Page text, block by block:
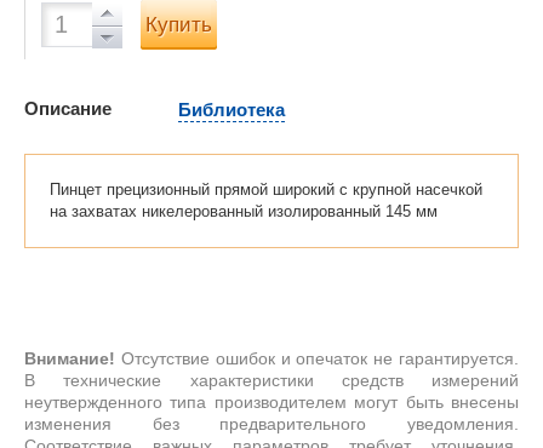
Купить
Описание Библиотека
Пинцет прецизионный прямой широкий с крупной насечкой
на захватах никелерованный изолированный 145 мм
Внимание! Отсутствие ошибок и опечаток не гарантируется.
В технические характеристики средств измерений
неутвержденного типа производителем могут быть внесены
изменения без предварительного уведомления.